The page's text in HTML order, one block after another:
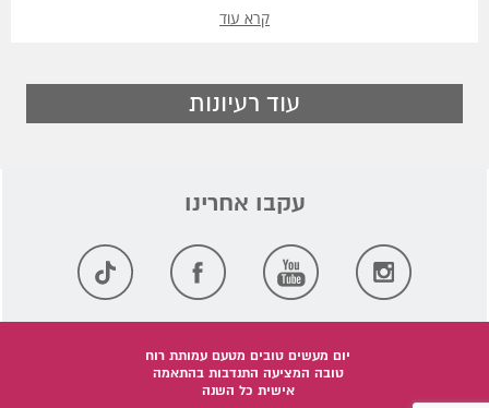
קרא עוד
עוד רעיונות
יום מעשים טובים מטעם עמותת רוח
טובה המציעה התנדבות בהתאמה
אישית כל השנה